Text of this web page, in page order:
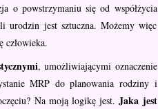
o powstrzymaniu się od współżycia
urodzin jest sztuczna. Możemy więc
, umożliwiającymi oznaczenie
MRP do planowania rodziny i
Na moją logikę jest.Jaka jest